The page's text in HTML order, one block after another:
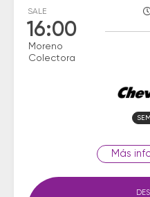
SALE
16:00
Moreno
Colectora